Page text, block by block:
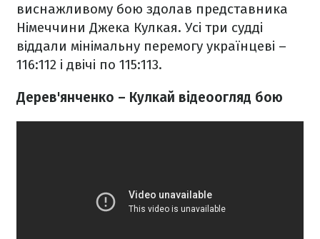
виснажливому бою здолав представника
Німеччини Джека Кулкая. Усі три судді
віддали мінімальну перемогу українцеві –
116:112 і двічі по 115:113.
Дерев'янченко – Кулкай відеоогляд бою